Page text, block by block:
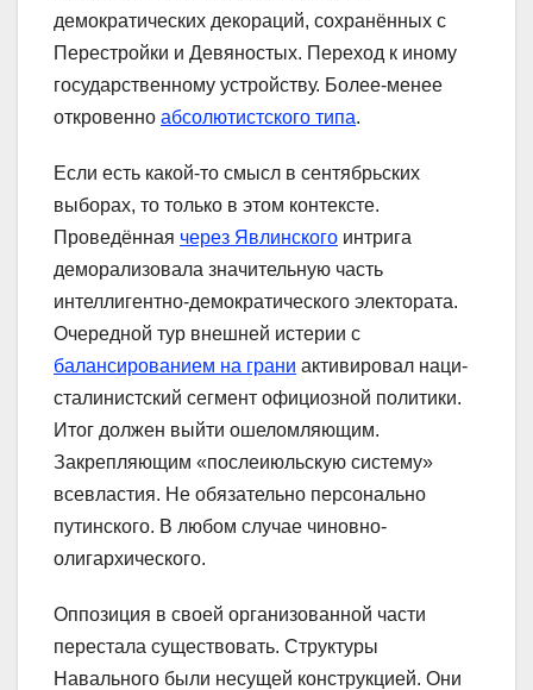
демократических декораций, сохранённых с
Перестройки и Девяностых. Переход к иному
государственному устройству. Более-менее
откровенно абсолютистского типа.
Если есть какой-то смысл в сентябрьских
выборах, то только в этом контексте.
Проведённая через Явлинского интрига
деморализовала значительную часть
интеллигентно-демократического электората.
Очередной тур внешней истерии с
балансированием на грани активировал наци-
сталинистский сегмент официозной политики.
Итог должен выйти ошеломляющим.
Закрепляющим «послеиюльскую систему»
всевластия. Не обязательно персонально
путинского. В любом случае чиновно-
олигархического.
Оппозиция в своей организованной части
перестала существовать. Структуры
Навального были несущей конструкцией. Они